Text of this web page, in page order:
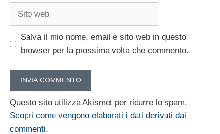
Sito
Salva il mio nome, email e sito web in questo
browser per la prossima volta che commento.
Questo sito utilizza Akismet per ridurre lo spam.
Scopri come vengono elaborati i dati derivati dai
commenti.